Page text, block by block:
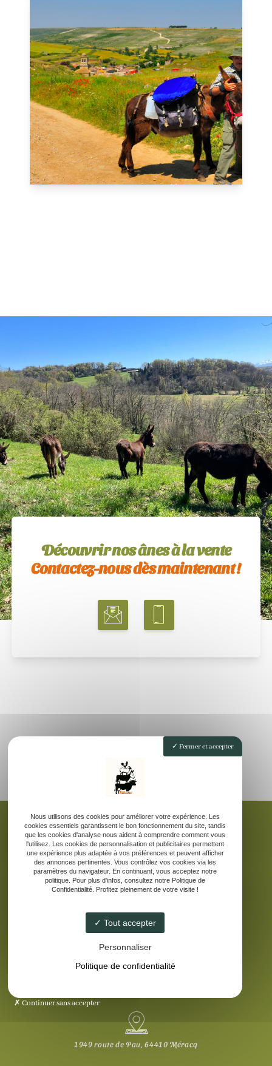
Découvrir nos ânes à la vente
Contactez-nous dès maintenant !
Accueil
La ferme pédagogique
Elevage d’âne des Pyrénées
Galerie
Contact
1949 route de Pau, 64410 Méracq
Fermer et accepter
Nous utilisons des cookies pour améliorer votre expérience. Les
cookies essentiels garantissent le bon fonctionnement du site, tandis
que les cookies d'analyse nous aident à comprendre comment vous
l'utilisez. Les cookies de personnalisation et publicitaires permettent
une expérience plus adaptée à vos préférences et peuvent afficher
des annonces pertinentes. Vous contrôlez vos cookies via les
paramètres du navigateur. En continuant, vous acceptez notre
politique. Pour plus d'infos, consultez notre Politique de
Confidentialité. Profitez pleinement de votre visite !
Tout accepter
Personnaliser
Politique de confidentialité
Continuer sans accepter